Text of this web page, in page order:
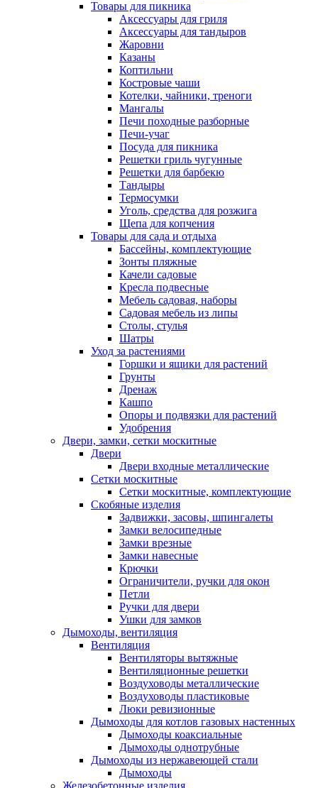
Товары для пикника
Аксессуары для гриля
Аксессуары для тандыров
Жаровни
Казаны
Коптильни
Костровые чаши
Котелки, чайники, треноги
Мангалы
Печи походные разборные
Печи-учаг
Посуда для пикника
Решетки гриль чугунные
Решетки для барбекю
Тандыры
Термосумки
Уголь, средства для розжига
Щепа для копчения
Товары для сада и отдыха
Бассейны, комплектующие
Зонты пляжные
Качели садовые
Кресла подвесные
Мебель садовая, наборы
Садовая мебель из липы
Столы, стулья
Шатры
Уход за растениями
Горшки и ящики для растений
Грунты
Дренаж
Кашпо
Опоры и подвязки для растений
Удобрения
Двери, замки, сетки москитные
Двери
Двери входные металлические
Сетки москитные
Сетки москитные, комплектующие
Скобяные изделия
Задвижки, засовы, шпингалеты
Замки велосипедные
Замки врезные
Замки навесные
Крючки
Ограничители, ручки для окон
Петли
Ручки для двери
Ушки для замков
Дымоходы, вентиляция
Вентиляция
Вентиляторы вытяжные
Вентиляционные решетки
Воздуховоды металлические
Воздуховоды пластиковые
Люки ревизионные
Дымоходы для котлов газовых настенных
Дымоходы коаксиальные
Дымоходы однотрубные
Дымоходы из нержавеющей стали
Дымоходы
Железобетонные изделия